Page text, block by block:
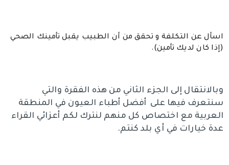
اسأل عن التكلفة و تحقق من أن الطبيب يقبل تأمينك الصحي
(إذا كان لديك تأمين).
وبالانتقال إلى الجزء الثاني من هذه الفقرة والتي
سنتعرف فيها على أفضل أطباء العيون في المنطقة
العربية مع اختصاص كل منهم لنترك لكم أعزائي القراء
عدة خيارات في أي بلد كنتم.